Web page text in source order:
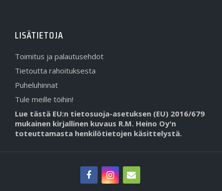
LISÄTIETOJA
Toimitus ja palautusehdot
Tietoutta rahoituksesta
Puheluhinnat
Tule meille töihin!
Lue tästä EU:n tietosuoja-asetuksen (EU) 2016/679
mukainen kirjallinen kuvaus R.M. Heino Oy'n
toteuttamasta henkilötietojen käsittelystä.